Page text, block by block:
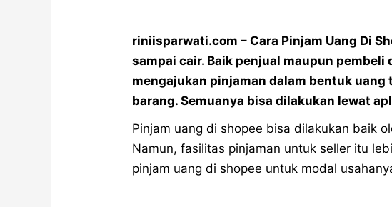
riniisparwati.com – Cara Pinjam Uang Di
sampai cair. Baik penjual maupun pembeli
mengajukan pinjaman dalam bentuk uang
barang. Semuanya bisa dilakukan lewat
Pinjam uang di shopee bisa dilakukan baik
Namun, fasilitas pinjaman untuk seller itu
pinjam uang di shopee untuk modal